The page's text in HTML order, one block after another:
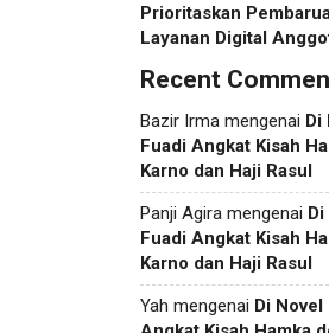
Prioritaskan
Layanan Digital
Recent
Bazir Irma mengenai Di
Fuadi Angkat Kisah
Karno dan Haji Rasul
Panji Agira mengenai
Fuadi Angkat Kisah
Karno dan Haji Rasul
Yah mengenai Di Novel